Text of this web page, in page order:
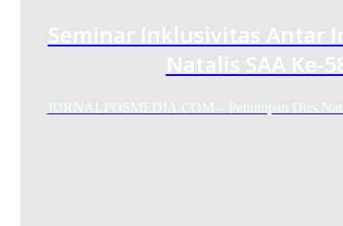
Seminar Inklusivitas Antar
Natalis SAA Ke-
JURNALPOSMEDIA.COM – Penutupan Dies